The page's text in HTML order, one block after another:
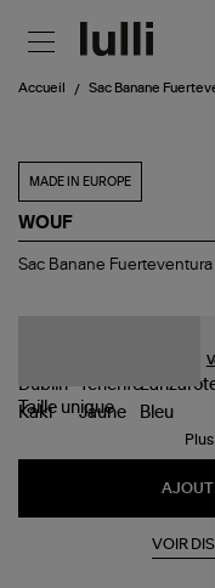
Accueil Sac Banane
MADE IN EUROPE
WOUF
Sac
Sac Banane
Taille unique
VOIR